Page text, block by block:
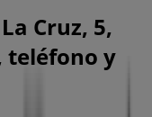
Cruz, 5,
teléfono y